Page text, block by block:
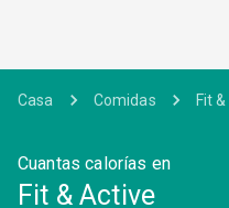
Casa Comidas Fit
Cuantas calorías en
Fit & Active